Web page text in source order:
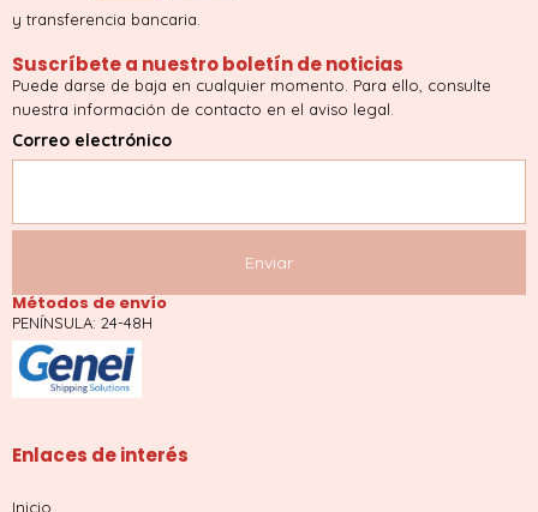
y transferencia bancaria.
Suscríbete a nuestro boletín de noticias
Puede darse de baja en cualquier momento. Para ello, consulte
nuestra información de contacto en el aviso legal.
Correo electrónico
Métodos de envío
PENÍNSULA: 24-48H
Enlaces de interés
Inicio